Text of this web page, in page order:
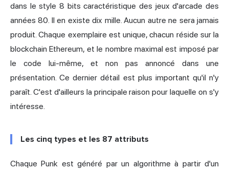
dans le style 8 bits caractéristique des jeux d'arcade des
années 80. Il en existe dix mille. Aucun autre ne sera jamais
produit. Chaque exemplaire est unique, chacun réside sur la
blockchain Ethereum, et le nombre maximal est imposé par
le code lui-même, et non pas annoncé dans une
présentation. Ce dernier détail est plus important qu'il n'y
paraît. C'est d'ailleurs la principale raison pour laquelle on s'y
intéresse.
Les cinq types et les 87 attributs
Chaque Punk est généré par un algorithme à partir d'un